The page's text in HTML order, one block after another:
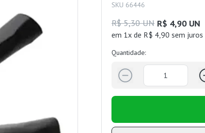
SKU 66446
R$ 5,30 UN R$ 4,90 UN
em 1x de R$ 4,90 sem juros
Quantidade: